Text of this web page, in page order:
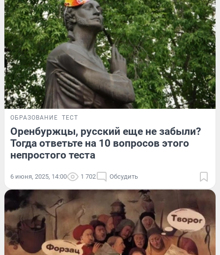
ОБРАЗОВАНИЕ ТЕСТ
Оренбуржцы, русский еще не забыли?
Тогда ответьте на 10 вопросов этого
непростого теста
6 июня, 2025, 14:00 1 702 Обсудить